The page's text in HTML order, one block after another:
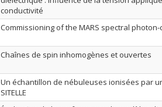
conductivité
Commissioning of the MARS spectral
Chaînes de spin inhomogènes et ouvertes
Un échantillon de nébuleuses ionisées par
SITELLE